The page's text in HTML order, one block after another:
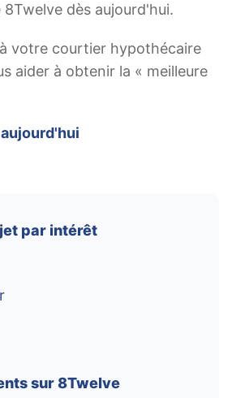
dès aujourd'hui.
votre courtier hypothécaire
aider à obtenir la « meilleure
par intérêt
sur 8Twelve